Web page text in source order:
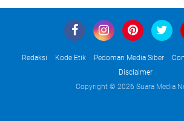
Redaksi Kode Etik Pedoman Media Siber
Disclaimer
Copyright © 2026 Suara Media